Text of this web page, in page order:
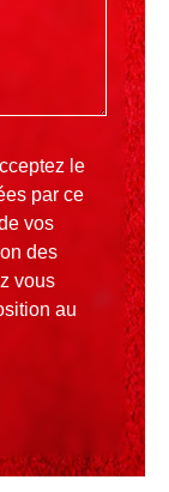
le
par ce
vos
des
vous
au